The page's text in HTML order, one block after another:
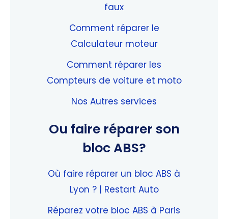
faux
Comment réparer le
Calculateur moteur
Comment réparer les
Compteurs de voiture et moto
Nos Autres services
Ou faire réparer son
bloc ABS?
Où faire réparer un bloc ABS à
Lyon ? | Restart Auto
Réparez votre bloc ABS à Paris